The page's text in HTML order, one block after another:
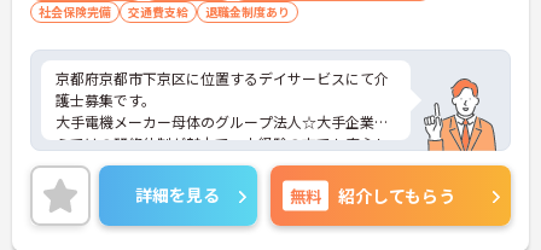
社会保険完備
交通費支給 退職金制度あり
京都府京都市下京区に位置するデイサービスにて介
護士募集です。
大手電機メーカー母体のグループ法人☆大手企業な
らではの研修体制が魅力で、未経験の方でも安心し
てチャレンジできる環境です。
また、年間休日114日とお休みも多め、メリハリを
つけてはたらくことができます。
ご興味のある方には、面接対策ポイントなど、さら
詳細を見る 無料 紹介してもらう